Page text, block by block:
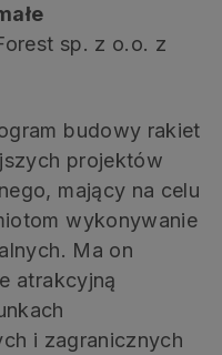
sp. z o.o. z
budowy rakiet
projektów
mający na celu
wykonywanie
Ma on
atrakcyjną
i zagranicznych